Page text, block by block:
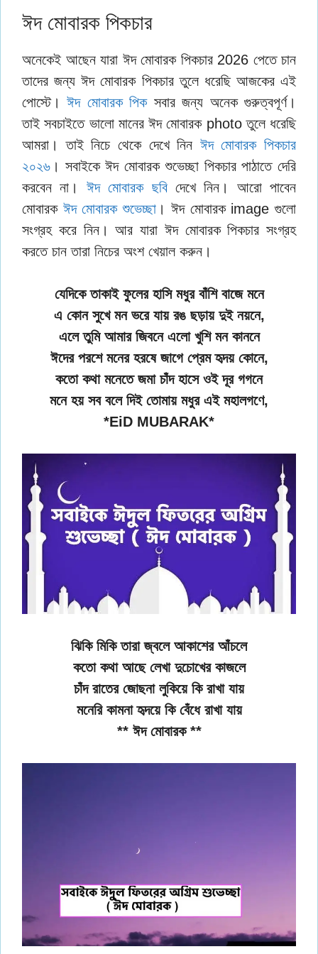
ঈদ মোবারক পিকচার
অনেকেই আছেন যারা ঈদ মোবারক পিকচার 2026 পেতে চান
তাদের জন্য ঈদ মোবারক পিকচার তুলে ধরেছি আজকের এই
পোস্টে।ঈদ মোবারক পিকসবার জন্য অনেক গুরুত্বপূর্ণ।
তাই সবচাইতে ভালো মানের ঈদ মোবারক photo তুলে ধরেছি
আমরা। তাই নিচে থেকে দেখে নিন ঈদ মোবারক পিকচার
২০২৬ । সবাইকে ঈদ মোবারক শুভেচ্ছা পিকচার পাঠাতে দেরি
করবেন না। ঈদ মোবারক ছবিদেখে নিন। আরো পাবেন
মোবারক ঈদ মোবারক শুভেচ্ছা । ঈদ মোবারক image গুলো
সংগ্রহ করে নিন। আর যারা ঈদ মোবারক পিকচার সংগ্রহ
করতে চান তারা নিচের অংশ খেয়াল করুন।
যেদিকে তাকাই ফুলের হাসি মধুর বাঁশি বাজে মনে
এ কোন সুখে মন ভরে যায় রঙ ছড়ায় দুই নয়নে,
এলে তুমি আমার জিবনে এলো খুশি মন কাননে
ঈদের পরশে মনের হরষে জাগে প্রেম হৃদয় কোনে,
কতো কথা মনেতে জমা চাঁদ হাসে ওই দূর গগনে
মনে হয় সব বলে দিই তোমায় মধুর এই মহালগণে,
*EiD MUBARAK*
ঝিকি মিকি তারা জ্বলে আকাশের আঁচলে
কতো কথা আছে লেখা দুচোখের কাজলে
চাঁদ রাতের জোছনা লুকিয়ে কি রাখা যায়
মনেরি কামনা হৃদয়ে কি বেঁধে রাখা যায়
** ঈদ মোবারক **